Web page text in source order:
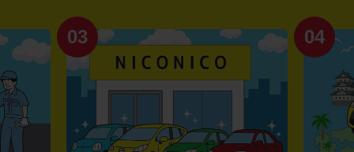
03 04